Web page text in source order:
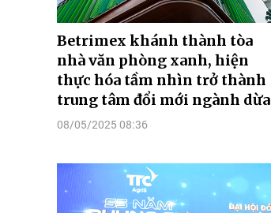
Betrimex khánh thành tòa
nhà văn phòng xanh, hiện
thực hóa tầm nhìn trở thành
trung tâm đổi mới ngành dừa
08/05/2025 08:36